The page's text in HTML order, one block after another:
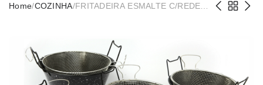
Home/COZINHA/FRITADEIRA ESMALTE C/REDE